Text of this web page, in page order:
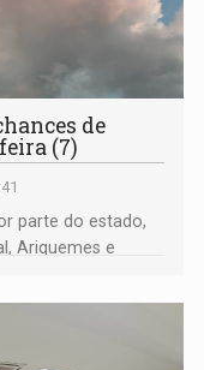
de
(7)
parte do estado,
Ariquemes e